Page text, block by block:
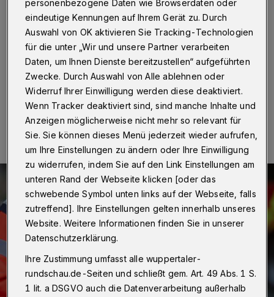
Wuppertal·Im Kreuzungsbereich Farbmühle und Am
Brögel sind am Samstagabend (8. Juli 2023) gegen
20:20 Uhr ein Pkw und ein Fahrrad kollidiert.
10.07.2023 , 11:14 Uhr Eine Minute Lesezeit
personenbezogene Daten wie Browserdaten oder
eindeutige Kennungen auf Ihrem Gerät zu. Durch
Auswahl von OK aktivieren Sie Tracking-Technologien
für die unter „Wir und unsere Partner verarbeiten
Daten, um Ihnen Dienste bereitzustellen“ aufgeführten
Zwecke. Durch Auswahl von Alle ablehnen oder
Widerruf Ihrer Einwilligung werden diese deaktiviert.
Wenn Tracker deaktiviert sind, sind manche Inhalte und
Anzeigen möglicherweise nicht mehr so relevant für
Sie. Sie können dieses Menü jederzeit wieder aufrufen,
um Ihre Einstellungen zu ändern oder Ihre Einwilligung
zu widerrufen, indem Sie auf den Link Einstellungen am
unteren Rand der Webseite klicken [oder das
schwebende Symbol unten links auf der Webseite, falls
zutreffend]. Ihre Einstellungen gelten innerhalb unseres
Website. Weitere Informationen finden Sie in unserer
Datenschutzerklärung.
Ihre Zustimmung umfasst alle wuppertaler-
rundschau.de-Seiten und schließt gem. Art. 49 Abs. 1 S.
1 lit. a DSGVO auch die Datenverarbeitung außerhalb